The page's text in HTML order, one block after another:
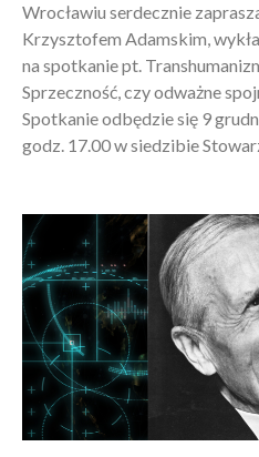
Wrocławiu serdecznie
Krzysztofem Adamskim,
na spotkanie pt.
Sprzeczność, czy odważne
Spotkanie odbędzie się 9
godz. 17.00 w siedzibie